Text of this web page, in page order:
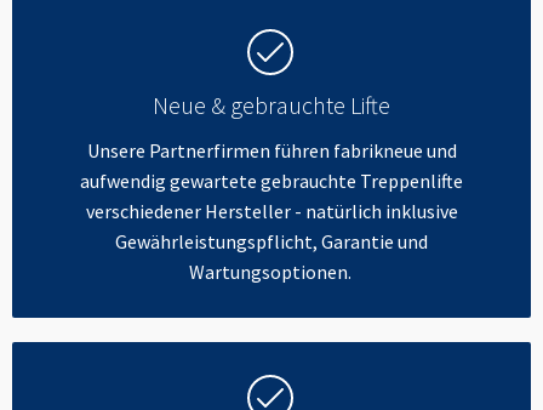
Neue & gebrauchte Lifte
Unsere Partnerfirmen führen fabrikneue und
aufwendig gewartete gebrauchte Treppenlifte
verschiedener Hersteller - natürlich inklusive
Gewährleistungspflicht, Garantie und
Wartungsoptionen.